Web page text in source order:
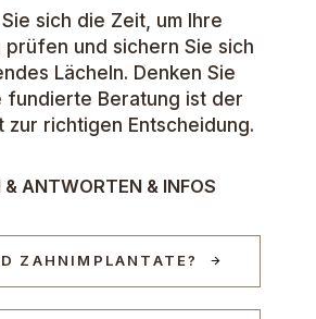
sich die Zeit, um Ihre
prüfen und sichern Sie sich
Lächeln. Denken Sie
fundierte Beratung ist der
zur richtigen Entscheidung.
& ANTWORTEN & INFOS
ZAHNIMPLANTATE?